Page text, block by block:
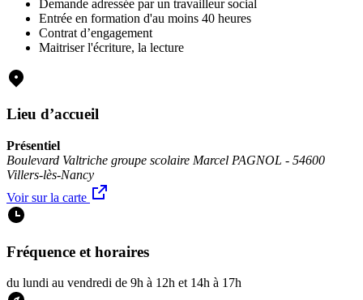
Demande adressée par un travailleur social
Entrée en formation d'au moins 40 heures
Contrat d’engagement
Maitriser l'écriture, la lecture
Lieu d’accueil
Présentiel
Boulevard Valtriche groupe scolaire Marcel PAGNOL - 54600
Villers-lès-Nancy
Voir sur la carte
Fréquence et horaires
du lundi au vendredi de 9h à 12h et 14h à 17h